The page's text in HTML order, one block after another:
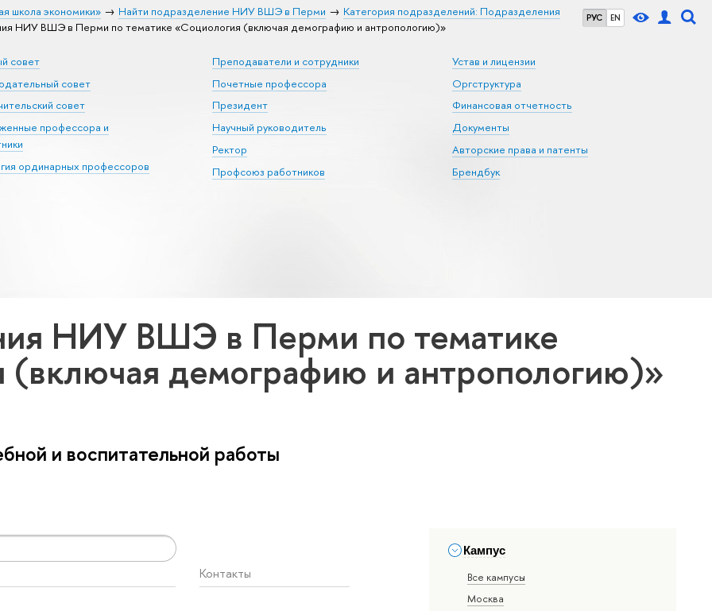
РУС EN
школа экономики» Найти подразделение НИУ ВШЭ в Перми
Категория подразделений: Подразделения
НИУ ВШЭ в Перми по тематике «Социология (включая демографию и антропологию)»
совет
совет
совет
профессора и
ординарных профессоров
Преподаватели и сотрудники
Почетные профессора
Президент
Научный руководитель
Ректор
Профсоюз работников
Устав и лицензии
Оргструктура
Финансовая отчетность
Документы
Авторские права и патенты
Брендбук
НИУ ВШЭ в Перми по тематике
(включая демографию и антропологию)»
и воспитательной работы
Кампус
Все кампусы
Москва
Контакты